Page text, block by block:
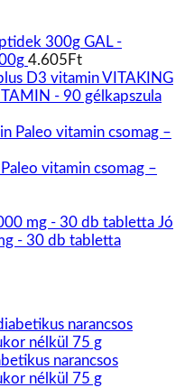
GAL -
4.605 Ft
VITAKING
- 90 gélkapszula
vitamin csomag –
Jó
- 30 db tabletta
narancsos
nélkül 75 g